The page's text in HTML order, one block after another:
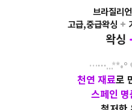
브라질리언
고급,중급왁싱 +
왁싱
……...**•°
천연 재료로
스페인 명